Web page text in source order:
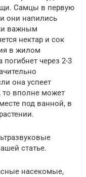
Самцы в первую
они напились
важным
нектар и сок
в жилом
через 2-3
она успеет
то вполне может
под ванной, в
статье.
насекомые,